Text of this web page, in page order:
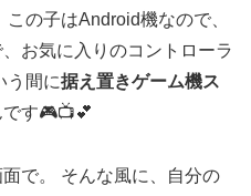
の子はAndroid機なので、
お気に入りのコントローラ
う間に据え置きゲーム機ス
す🎮📺💕
で。 そんな風に、自分の